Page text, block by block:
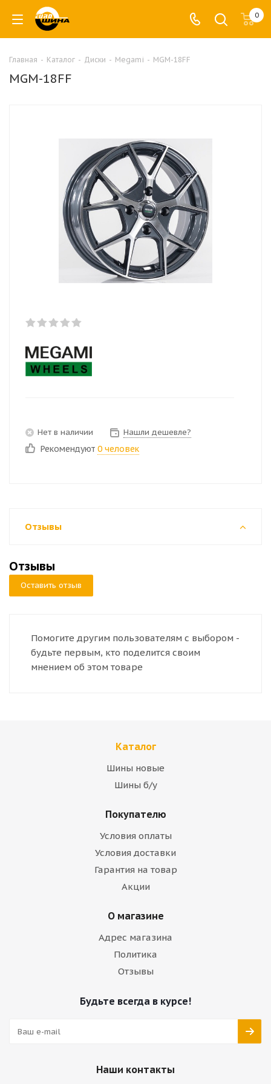
0
Главная - Каталог - Диски - Megami - MGM-18FF
MGM-18FF
Нет в наличии Нашли дешевле?
Рекомендуют 0 человек
Отзывы
Отзывы
Оставить отзыв
Помогите другим пользователям с выбором -
будьте первым, кто поделится своим
мнением об этом товаре
Каталог
Шины новые
Шины б/у
Покупателю
Условия оплаты
Условия доставки
Гарантия на товар
Акции
О магазине
Адрес магазина
Политика
Отзывы
Будьте всегда в курсе!
Наши контакты